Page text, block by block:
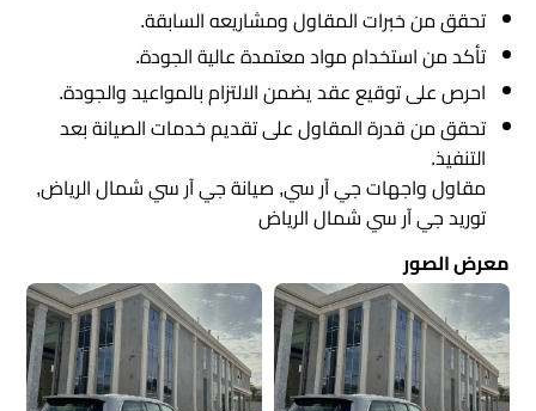
تحقق من خبرات المقاول ومشاريعه السابقة.
تأكد من استخدام مواد معتمدة عالية الجودة.
احرص على توقيع عقد يضمن الالتزام بالمواعيد والجودة.
تحقق من قدرة المقاول على تقديم خدمات الصيانة بعد
التنفيذ.
مقاول واجهات جي آر سي, صيانة جي آر سي شمال الرياض,
توريد جي آر سي شمال الرياض
معرض الصور